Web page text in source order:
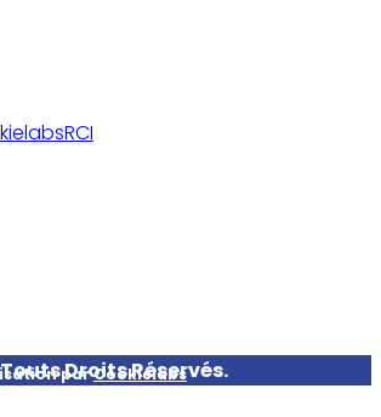
Touts Droits Réservés.
parCookielabs